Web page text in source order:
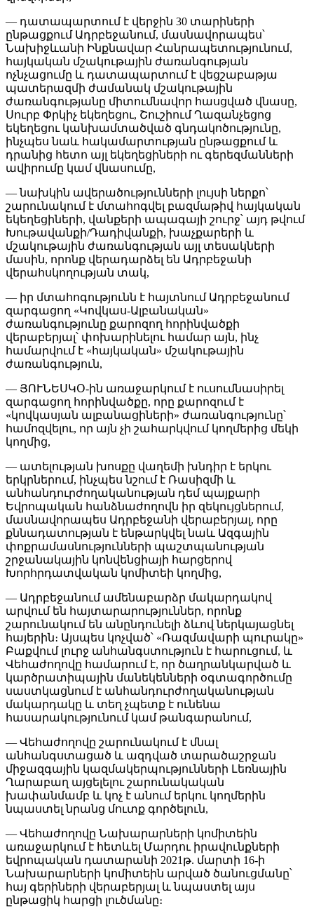
— դատապարտում է վերջին 30 տարիների
ընթացքում Ադրբեջանում, մասնավորապես՝
Նախիջևանի Ինքնավար Հանրապետությունում,
հայկական մշակութային ժառանգության
ոչնչացումը և դատապարտում է վեցշաբաթյա
պատերազմի ժամանակ մշակութային
ժառանգությանը միտումնավոր հասցված վնասը,
Սուրբ Փրկիչ եկեղեցու, Շուշիում Ղազանչեցոց
եկեղեցու կանխամտածված գնդակոծությունը,
ինչպես նաև հակամարտության ընթացքում և
դրանից հետո այլ եկեղեցիների ու գերեզմանների
ավիրումը կամ վնասումը,
— նախկին ավերածությունների լույսի ներքո՝
շարունակում է մտահոգվել բազմաթիվ հայկական
եկեղեցիների, վանքերի ապագայի շուրջ՝ այդ թվում
Խութավանքի/Դադիվանքի, խաչքարերի և
մշակութային ժառանգության այլ տեսակների
մասին, որոնք վերադարձել են Ադրբեջանի
վերահսկողության տակ,
— իր մտահոգությունն է հայտնում Ադրբեջանում
զարգացող «Կովկաս-Ալբանական»
ժառանգությունը քարոզող հորինվածքի
վերաբերյալ՝ փոխարինելու համար այն, ինչ
համարվում է «հայկական» մշակութային
ժառանգություն,
— ՅՈՒՆԵՍԿՕ-ին առաջարկում է ուսումնասիրել
զարգացող հորինվածքը, որը քարոզում է
«կովկասյան ալբանացիների» ժառանգությունը՝
համոզվելու, որ այն չի շահարկվում կողմերից մեկի
կողմից,
— ատելության խոսքը վաղեմի խնդիր է երկու
երկրներում, ինչպես նշում է Ռասիզմի և
անհանդուրժողականության դեմ պայքարի
Եվրոպական հանձնաժողովն իր զեկույցներում,
մասնավորապես Ադրբեջանի վերաբերյալ, որը
քննադատության է ենթարկվել նաև Ազգային
փոքրամասնությունների պաշտպանության
շրջանակային կոնվենցիայի հարցերով
Խորհրդատվական կոմիտեի կողմից,
— Ադրբեջանում ամենաբարձր մակարդակով
արվում են հայտարարություններ, որոնք
շարունակում են անընդունելի ձևով ներկայացնել
հայերին։ Այսպես կոչված՝ «Ռազմավարի պուրակը»
Բաքվում լուրջ անհանգստություն է հարուցում, և
Վեհաժողովը համարում է, որ ծաղրանկարված և
կարծրատիպային մանեկենների օգտագործումը
սաստկացնում է անհանդուրժողականության
մակարդակը և տեղ չպետք է ունենա
հասարակությունում կամ թանգարանում,
— Վեհաժողովը շարունակում է մնալ
անհանգստացած և ազդված տարածաշրջան
միջազգային կազմակերպությունների Լեռնային
Ղարաբաղ այցելելու շարունակական
խափանմամբ և կոչ է անում երկու կողմերին
նպաստել նրանց մուտք գործելուն,
— Վեհաժողովը Նախարարների կոմիտեին
առաջարկում է հետևել Մարդու իրավունքների
եվրոպական դատարանի 2021թ. մարտի 16-ի
Նախարարների կոմիտեին արված ծանուցմանը՝
հայ գերիների վերաբերյալ և նպաստել այս
ընթացիկ հարցի լուծմանը։